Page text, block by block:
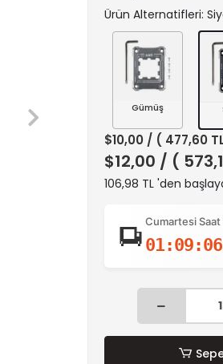
Ürün Alternatifleri:
Gümüş
$10,00 / ( 477,60
$12,00 / (
106,98 TL 'den
Cumartesi
01:09:06